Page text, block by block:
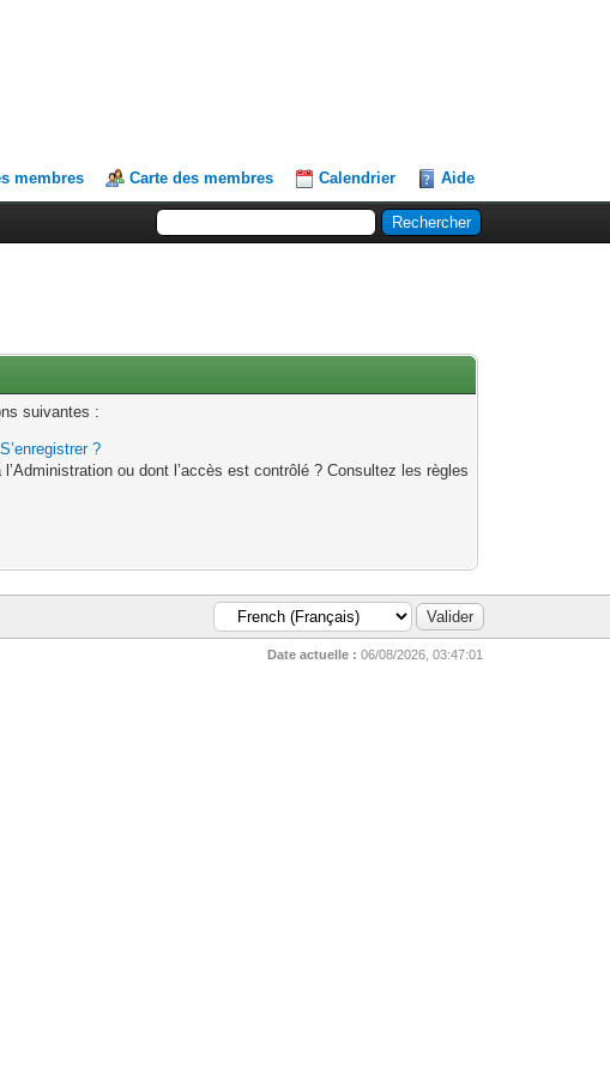
membres Carte des membres Calendrier Aide
suivantes :
S’enregistrer ?
ou dont l’accès est contrôlé ? Consultez les règles
Date actuelle : 06/08/2026, 03:47:01